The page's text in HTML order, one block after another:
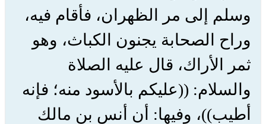
وسلم إلى مر الظهران، فأقام فيه،
وراح الصحابة يجنون الكباث، وهو
ثمر الأراك، قال عليه الصلاة
والسلام: ((عليكم بالأسود منه؛ فإنه
أطيب))، وفيها: أن أنس بن مالك